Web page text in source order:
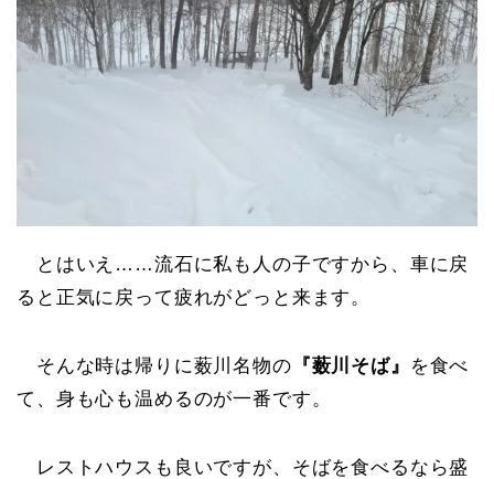
とはいえ……流石に私も人の子ですから、車に戻
ると正気に戻って疲れがどっと来ます。
そんな時は帰りに薮川名物の 『薮川そば』
を食べ
て、身も心も温めるのが一番です。
レストハウスも良いですが、そばを食べるなら盛